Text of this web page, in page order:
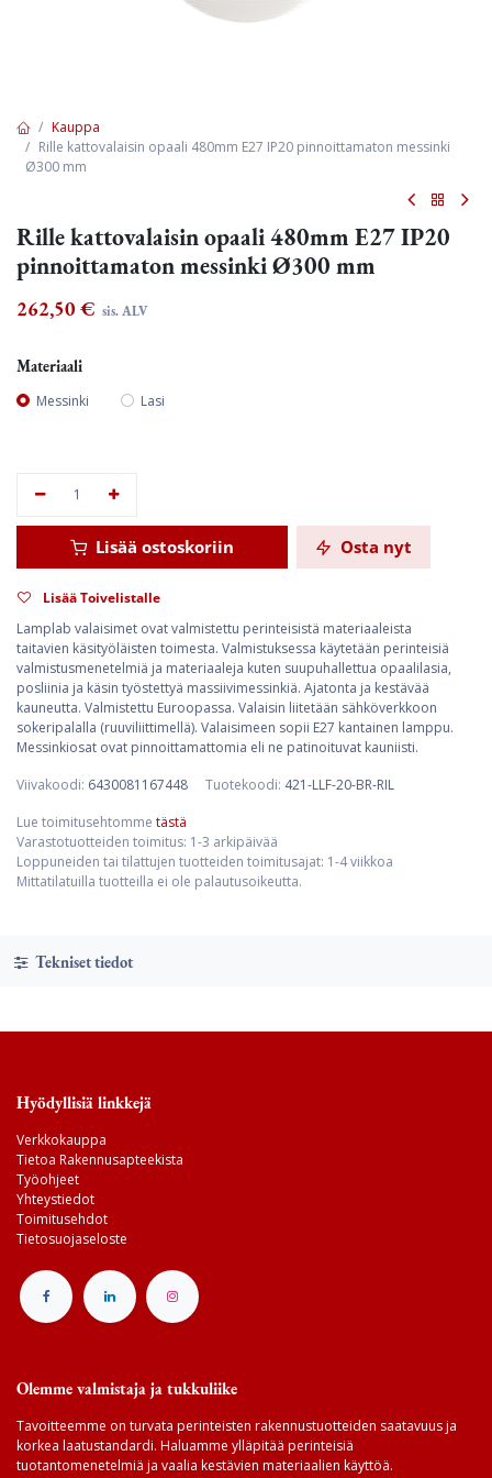
Kauppa
Rille kattovalaisin opaali 480mm E27 IP20 pinnoittamaton messinki
Ø300 mm
Rille kattovalaisin opaali 480mm E27 IP20
pinnoittamaton messinki Ø300 mm
262,50 € sis. ALV
Materiaali
Messinki Lasi
Lisää ostoskoriin Osta nyt
Lisää Toivelistalle
Lamplab valaisimet ovat valmistettu perinteisistä materiaaleista
taitavien käsityöläisten toimesta. Valmistuksessa käytetään perinteisiä
valmistusmenetelmiä ja materiaaleja kuten suupuhallettua opaalilasia,
posliinia ja käsin työstettyä massiivimessinkiä. Ajatonta ja kestävää
kauneutta. Valmistettu Euroopassa. Valaisin liitetään sähköverkkoon
sokeripalalla (ruuviliittimellä). Valaisimeen sopii E27 kantainen lamppu.
Messinkiosat ovat pinnoittamattomia eli ne patinoituvat kauniisti.
Viivakoodi: 6430081167448 Tuotekoodi: 421-LLF-20-BR-RIL
Lue toimitusehtomme tästä
Varastotuotteiden toimitus: 1-3 arkipäivää
Loppuneiden tai tilattujen tuotteiden toimitusajat: 1-4 viikkoa
Mittatilatuilla tuotteilla ei ole palautusoikeutta.
Tekniset tiedot
Hyödyllisiä linkkejä
Verkkokauppa
Tietoa Rakennusapteekista
Työohjeet
Yhteystiedot
Toimitusehdot
Tietosuojaseloste
Olemme valmistaja ja tukkuliike
Tavoitteemme on turvata perinteisten rakennustuotteiden saatavuus ja
korkea laatustandardi. Haluamme ylläpitää perinteisiä
tuotantomenetelmiä ja vaalia kestävien materiaalien käyttöä.